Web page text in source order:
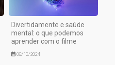
Divertidamente e saúde
mental: o que podemos
aprender com o filme
08/10/2024